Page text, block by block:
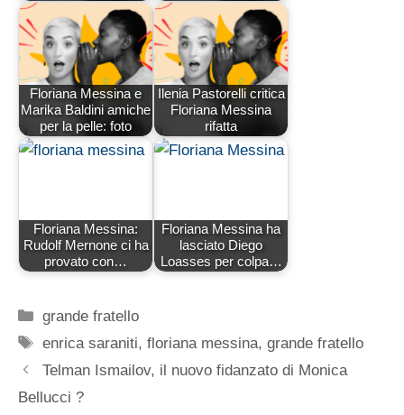
Floriana Messina e
Marika Baldini amiche
per la pelle: foto
Ilenia Pastorelli critica
Floriana Messina
rifatta
Floriana Messina:
Rudolf Mernone ci ha
provato con…
Floriana Messina ha
lasciato Diego
Loasses per colpa…
Categorie
grande fratello
Tag
enrica saraniti,floriana messina,grande fratello
Telman Ismailov, il nuovo fidanzato di Monica
Bellucci ?